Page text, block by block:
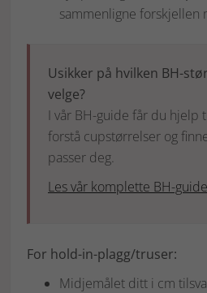
sammenligne forskjellen
Usikker på hvilken BH-
velge?
I vår BH-guide får du hjelp
forstå cupstørrelser og
passer deg.
Les vår komplette BH-
For hold-in-plagg/truser:
Midjemålet ditt i cm